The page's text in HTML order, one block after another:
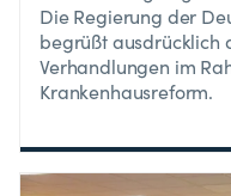
Die Regierung der
begrüßt ausdrücklich
Verhandlungen im
Krankenhausreform.